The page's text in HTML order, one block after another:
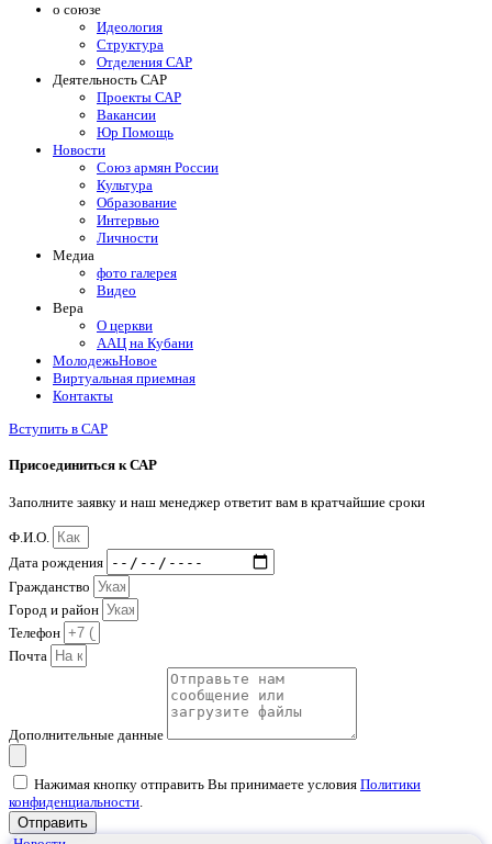
о союзе
Идеология
Структура
Отделения САР
Деятельность САР
Проекты САР
Вакансии
Юр Помощь
Новости
Союз армян России
Культура
Образование
Интервью
Личности
Медиа
фото галерея
Видео
Вера
О церкви
ААЦ на Кубани
МолодежьНовое
Виртуальная приемная
Контакты
Вступить в САР
Присоединиться к САР
Заполните заявку и наш менеджер ответит вам в кратчайшие сроки
Ф.И.О.
Дата рождения
Гражданство
Город и район
Телефон
Почта
Дополнительные данные
Нажимая кнопку отправить Вы принимаете условия Политики
конфиденциальности.
Отправить